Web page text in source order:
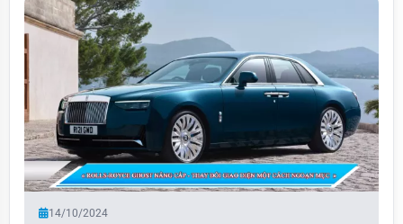
14/10/2024